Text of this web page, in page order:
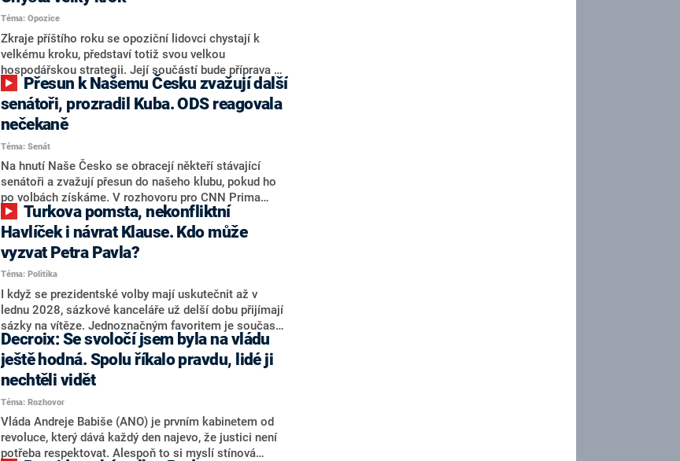
Téma: Opozice
Zkraje příštího roku se opoziční lidovci chystají k
velkému kroku, představí totiž svou velkou
hospodářskou strategii. Její součástí bude příprava na
stárnutí populace, řekl ve středu na setkání s novináři
nový předseda lidovců Jan Grolich. Ten zároveň v
senátních volbách kandiduje ve Vyškově. Popsal i
aktivitu opozice, o níž vládní strany nebo političtí
komentátoři mluví jako o slabé a v defenzivě. „Je to
úmorná práce upozorňovat na chyby vlády. Ministři s
námi navíc nechodí do debat. Chceme ale ukazovat
svoje témata,“ odpověděl Grolich na dotaz CNN Prima
NEWS.
senátoři, prozradil Kuba. ODS reagovala
nečekaně
Téma: Senát
Na hnutí Naše Česko se obracejí někteří stávající
senátoři a zvažují přesun do našeho klubu, pokud ho
po volbách získáme. V rozhovoru pro CNN Prima
NEWS to řekl zakladatel hnutí a jihočeský hejtman
Martin Kuba. Konkrétní nebyl, ale získat by takto mohl
například senátora Zdeňka Hrabu, který je dnes
součástí klubu ODS a TOP 09. Hraba to na dotaz
redakce nevyloučil. Předseda klubu senátorů ODS
Zdeněk Nytra redakci řekl, že počítá s odchodem
některých senátorů z klubu a že Naše Česko není
nepřítel, ale soupeř.
Havlíček i návrat Klause. Kdo může
vyzvat Petra Pavla?
Téma: Politika
I když se prezidentské volby mají uskutečnit až v
lednu 2028, sázkové kanceláře už delší dobu přijímají
sázky na vítěze. Jednoznačným favoritem je současná
hlava státu Petr Pavel. Daleko za ním pak bookmakeři
zmiňují dva výrazné politiky ANO, tedy premiéra
Andreje Babiše a ministra průmyslu Karla Havlíčka.
Oblíbeným tipem samotných sázkařů je poslanec za
Motoristy Filip Turek. Politolog Jan Kubáček nicméně
o případné kandidatuře kohokoliv ze zmíněné trojice
značně pochybuje. Podle něj současná koalice dosud
nemá osobu, která by Pavlovi mohla konkurovat.
Decroix: Se svoločí jsem byla na vládu
ještě hodná. Spolu říkalo pravdu, lidé ji
nechtěli vidět
Téma: Rozhovor
Vláda Andreje Babiše (ANO) je prvním kabinetem od
revoluce, který dává každý den najevo, že justici není
potřeba respektovat. Alespoň to si myslí stínová